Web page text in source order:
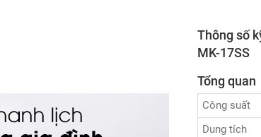
Thông số
MK-17SS
Tổng quan
Công suất
Dung tích